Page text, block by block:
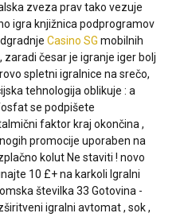
zveza prav tako vezuje
igra knjižnica podprogramov
Casino SG mobilnih
česar je igranje iger bolj
spletni igralnice na srečo,
tehnologija oblikuje : a
se podpišete
faktor kraj okončina ,
promocije uporaben na
kolut Ne staviti ! novo
10 £+ na karkoli Igralni
številka 33 Gotovina -
igralni avtomat , sok ,